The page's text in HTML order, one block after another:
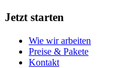
Jetzt starten
Wie wir arbeiten
Preise & Pakete
Kontakt